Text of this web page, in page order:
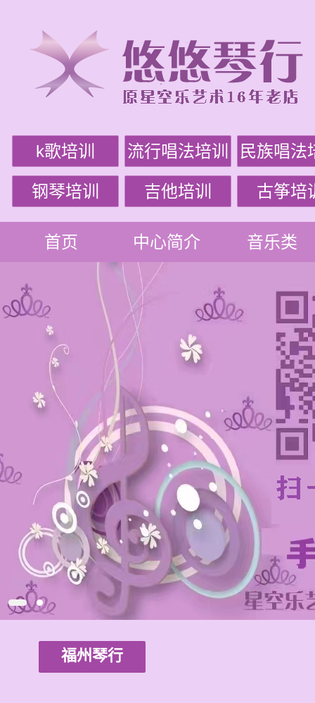
k歌培训 流行唱法培训 民族唱法
钢琴培训 吉他培训 古筝培
首页 中心简介 音乐类
福州琴行